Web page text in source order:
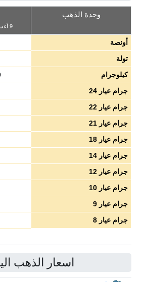
وحدة الذهب
9 أغسطس 2026, 05:48:00
أونصة
تولة
كيلوجرام
جرام عيار 24
جرام عيار 22
جرام عيار 21
جرام عيار 18
جرام عيار 14
جرام عيار 12
جرام عيار 10
جرام عيار 9
جرام عيار 8
اسعار الذهب